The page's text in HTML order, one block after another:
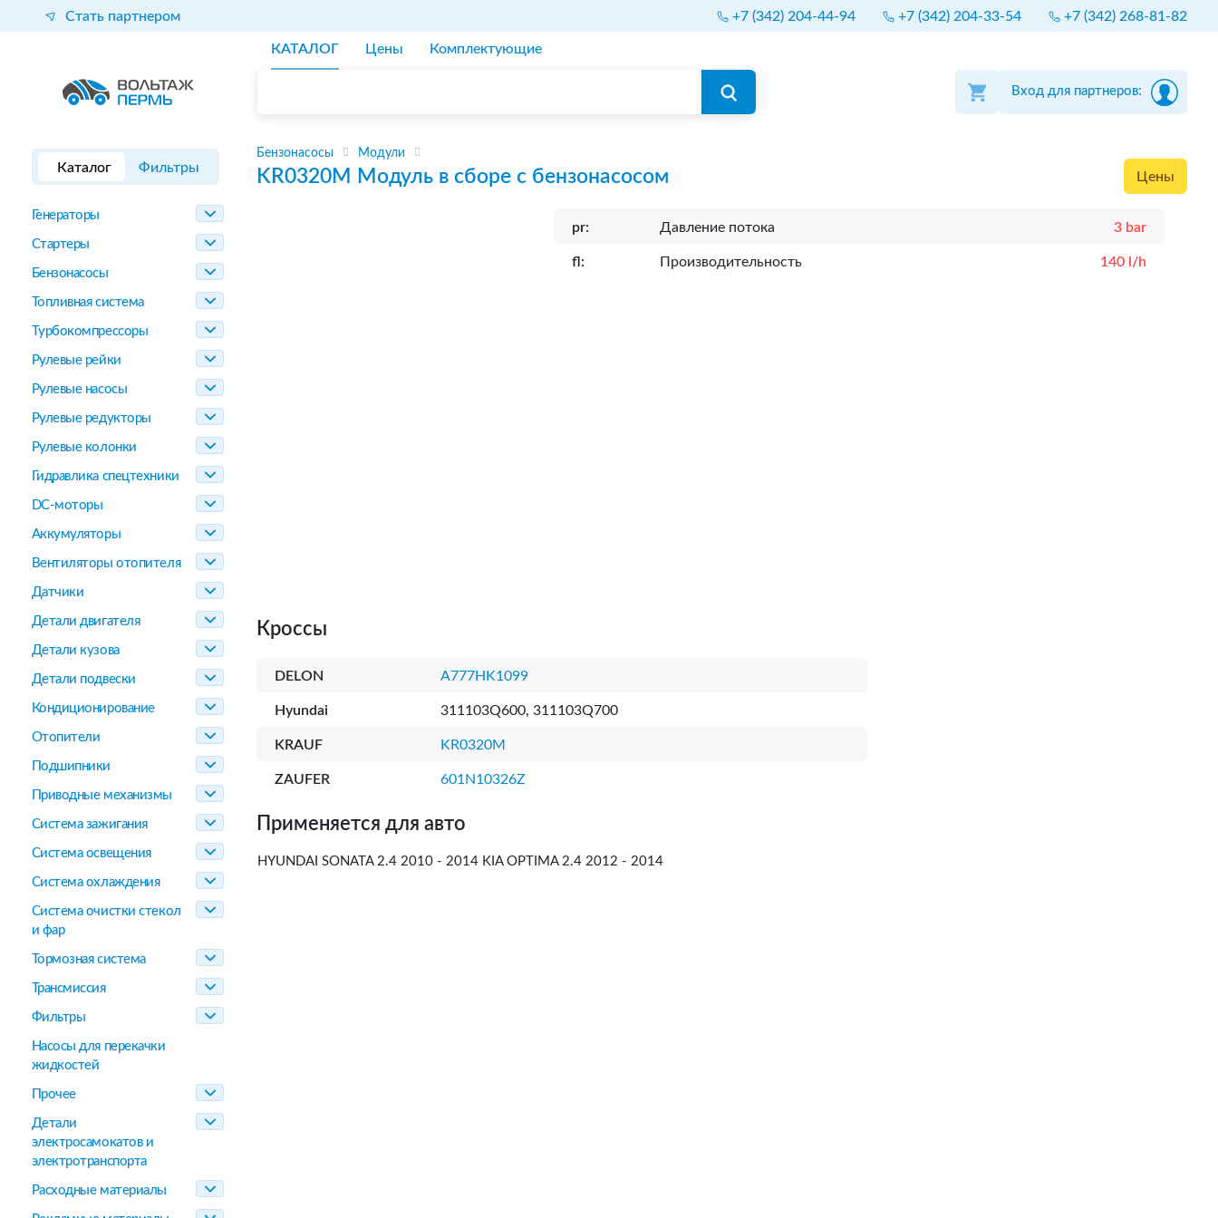
Стать партнером +7 (342) 204-44-94 +7 (342) 204-33-54 +7 (342) 268-81-82
КАТАЛОГ Цены Комплектующие
Вход для партнеров:
Каталог Фильтры
Генераторы
Стартеры
Бензонасосы
Топливная система
Турбокомпрессоры
Рулевые рейки
Рулевые насосы
Рулевые редукторы
Рулевые колонки
Гидравлика спецтехники
DC-моторы
Аккумуляторы
Вентиляторы отопителя
Датчики
Детали двигателя
Детали кузова
Детали подвески
Кондиционирование
Отопители
Подшипники
Приводные механизмы
Система зажигания
Система освещения
Система охлаждения
Система очистки стекол
и фар
Тормозная система
Трансмиссия
Фильтры
Насосы для перекачки
жидкостей
Прочее
Детали
электросамокатов и
электротранспорта
Расходные материалы
Бензонасосы Модули
KR0320M Модуль в сборе с бензонасосом Цены
pr: Давление потока 3 bar
fl: Производительность 140 l/h
Кроссы
DELON A777HK1099
Hyundai 311103Q600, 311103Q700
KRAUF KR0320M
ZAUFER 601N10326Z
Применяется для авто
HYUNDAI SONATA 2.4 2010 - 2014 KIA OPTIMA 2.4 2012 - 2014